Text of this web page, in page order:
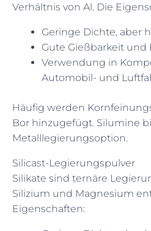
Verhältnis von Al. Die
Geringe Dichte, aber
Gute Gießbarkeit und
Verwendung in
Automobil- und
Häufig werden
Bor hinzugefügt. Silumine
Metalllegierungsoption.
Silicast-Legierungspulver
Silikate sind ternäre
Silizium und Magnesium
Eigenschaften: